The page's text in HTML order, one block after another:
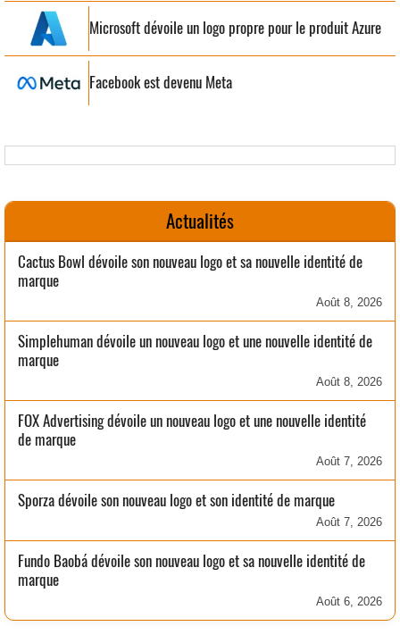
Microsoft dévoile un logo propre pour le produit Azure
Facebook est devenu Meta
Actualités
Cactus Bowl dévoile son nouveau logo et sa nouvelle identité de
marque
Août 8, 2026
Simplehuman dévoile un nouveau logo et une nouvelle identité de
marque
Août 8, 2026
FOX Advertising dévoile un nouveau logo et une nouvelle identité
de marque
Août 7, 2026
Sporza dévoile son nouveau logo et son identité de marque
Août 7, 2026
Fundo Baobá dévoile son nouveau logo et sa nouvelle identité de
marque
Août 6, 2026